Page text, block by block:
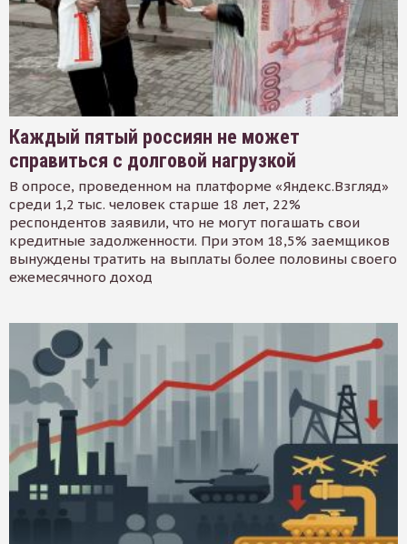
Каждый пятый россиян не может
справиться с долговой нагрузкой
В опросе, проведенном на платформе «Яндекс.Взгляд»
среди 1,2 тыс. человек старше 18 лет, 22%
респондентов заявили, что не могут погашать свои
кредитные задолженности. При этом 18,5% заемщиков
вынуждены тратить на выплаты более половины своего
ежемесячного доход